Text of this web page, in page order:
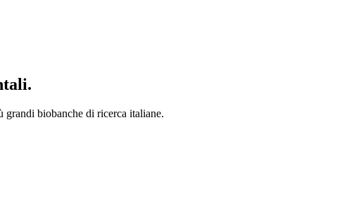
biobanche di ricerca italiane.